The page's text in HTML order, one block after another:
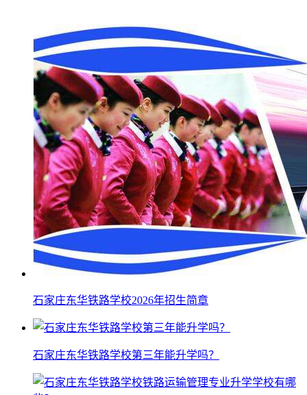
石家庄东华铁路学校2026年招生简章
石家庄东华铁路学校第三年能升学吗？